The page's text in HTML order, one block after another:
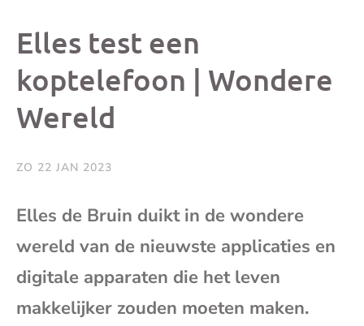
bericht bericht
Elles test een
koptelefoon | Wondere
Wereld
ZO 22 JAN 2023
Elles de Bruin duikt in de wondere
wereld van de nieuwste applicaties en
digitale apparaten die het leven
makkelijker zouden moeten maken.